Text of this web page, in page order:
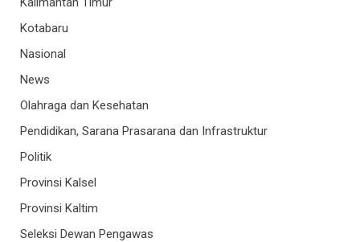
Kotabaru
Nasional
News
Olahraga dan Kesehatan
Pendidikan, Sarana Prasarana dan Infrastruktur
Politik
Provinsi Kalsel
Provinsi Kaltim
Seleksi Dewan Pengawas